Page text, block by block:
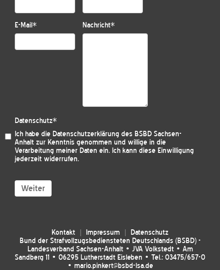
E-Mail* Nachricht*
Datenschutz*
Ich habe die Datenschutzerklärung des BSBD Sachsen-
Anhalt zur Kenntnis genommen und willige in die
Verarbeitung meiner Daten ein. Ich kann diese Einwilligung
jederzeit widerrufen.
Weiter
Kontakt Impressum
Datenschutz
Bund der Strafvollzugsbediensteten Deutschlands (BSBD) -
Landesverband Sachsen-Anhalt • JVA Volkstedt • Am
Sandberg 11 • 06295 Lutherstadt Eisleben • Tel.: 03475/657-0
• mario.pinkert@bsbd-lsa.de